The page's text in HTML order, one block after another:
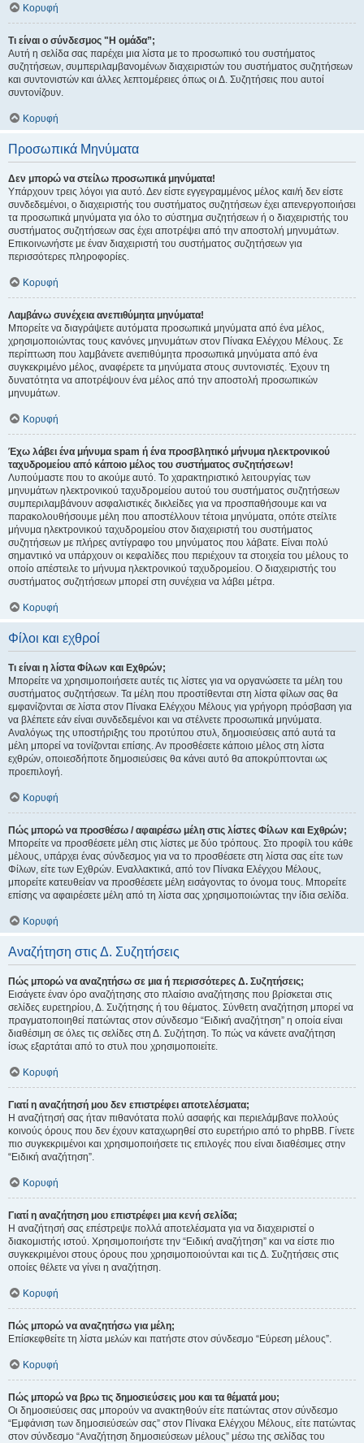
Κορυφή
Τι είναι ο σύνδεσμος "Η ομάδα”;
Αυτή η σελίδα σας παρέχει μια λίστα με το προσωπικό του συστήματος
συζητήσεων, συμπεριλαμβανομένων διαχειριστών του συστήματος συζητήσεων
και συντονιστών και άλλες λεπτομέρειες όπως οι Δ. Συζητήσεις που αυτοί
συντονίζουν.
Κορυφή
Προσωπικά Μηνύματα
Δεν μπορώ να στείλω προσωπικά μηνύματα!
Υπάρχουν τρεις λόγοι για αυτό. Δεν είστε εγγεγραμμένος μέλος και/ή δεν είστε
συνδεδεμένοι, ο διαχειριστής του συστήματος συζητήσεων έχει απενεργοποιήσει
τα προσωπικά μηνύματα για όλο το σύστημα συζητήσεων ή ο διαχειριστής του
συστήματος συζητήσεων σας έχει αποτρέψει από την αποστολή μηνυμάτων.
Επικοινωνήστε με έναν διαχειριστή του συστήματος συζητήσεων για
περισσότερες πληροφορίες.
Κορυφή
Λαμβάνω συνέχεια ανεπιθύμητα μηνύματα!
Μπορείτε να διαγράψετε αυτόματα προσωπικά μηνύματα από ένα μέλος,
χρησιμοποιώντας τους κανόνες μηνυμάτων στον Πίνακα Ελέγχου Μέλους. Σε
περίπτωση που λαμβάνετε ανεπιθύμητα προσωπικά μηνύματα από ένα
συγκεκριμένο μέλος, αναφέρετε τα μηνύματα στους συντονιστές. Έχουν τη
δυνατότητα να αποτρέψουν ένα μέλος από την αποστολή προσωπικών
μηνυμάτων.
Κορυφή
Έχω λάβει ένα μήνυμα spam ή ένα προσβλητικό μήνυμα ηλεκτρονικού
ταχυδρομείου από κάποιο μέλος του συστήματος συζητήσεων!
Λυπούμαστε που το ακούμε αυτό. Το χαρακτηριστικό λειτουργίας των
μηνυμάτων ηλεκτρονικού ταχυδρομείου αυτού του συστήματος συζητήσεων
συμπεριλαμβάνουν ασφαλιστικές δικλείδες για να προσπαθήσουμε και να
παρακολουθήσουμε μέλη που αποστέλλουν τέτοια μηνύματα, οπότε στείλτε
μήνυμα ηλεκτρονικού ταχυδρομείου στον διαχειριστή του συστήματος
συζητήσεων με πλήρες αντίγραφο του μηνύματος που λάβατε. Είναι πολύ
σημαντικό να υπάρχουν οι κεφαλίδες που περιέχουν τα στοιχεία του μέλους το
οποίο απέστειλε το μήνυμα ηλεκτρονικού ταχυδρομείου. Ο διαχειριστής του
συστήματος συζητήσεων μπορεί στη συνέχεια να λάβει μέτρα.
Κορυφή
Φίλοι και εχθροί
Τι είναι η λίστα Φίλων και Εχθρών;
Μπορείτε να χρησιμοποιήσετε αυτές τις λίστες για να οργανώσετε τα μέλη του
συστήματος συζητήσεων. Τα μέλη που προστίθενται στη λίστα φίλων σας θα
εμφανίζονται σε λίστα στον Πίνακα Ελέγχου Μέλους για γρήγορη πρόσβαση για
να βλέπετε εάν είναι συνδεδεμένοι και να στέλνετε προσωπικά μηνύματα.
Αναλόγως της υποστήριξης του προτύπου στυλ, δημοσιεύσεις από αυτά τα
μέλη μπορεί να τονίζονται επίσης. Αν προσθέσετε κάποιο μέλος στη λίστα
εχθρών, οποιεσδήποτε δημοσιεύσεις θα κάνει αυτό θα αποκρύπτονται ως
προεπιλογή.
Κορυφή
Πώς μπορώ να προσθέσω / αφαιρέσω μέλη στις λίστες Φίλων και Εχθρών;
Μπορείτε να προσθέσετε μέλη στις λίστες με δύο τρόπους. Στο προφίλ του κάθε
μέλους, υπάρχει ένας σύνδεσμος για να το προσθέσετε στη λίστα σας είτε των
Φίλων, είτε των Εχθρών. Εναλλακτικά, από τον Πίνακα Ελέγχου Μέλους,
μπορείτε κατευθείαν να προσθέσετε μέλη εισάγοντας το όνομα τους. Μπορείτε
επίσης να αφαιρέσετε μέλη από τη λίστα σας χρησιμοποιώντας την ίδια σελίδα.
Κορυφή
Αναζήτηση στις Δ. Συζητήσεις
Πώς μπορώ να αναζητήσω σε μια ή περισσότερες Δ. Συζητήσεις;
Εισάγετε έναν όρο αναζήτησης στο πλαίσιο αναζήτησης που βρίσκεται στις
σελίδες ευρετηρίου, Δ. Συζήτησης ή του θέματος. Σύνθετη αναζήτηση μπορεί να
πραγματοποιηθεί πατώντας στον σύνδεσμο “Ειδική αναζήτηση” η οποία είναι
διαθέσιμη σε όλες τις σελίδες στη Δ. Συζήτηση. Το πώς να κάνετε αναζήτηση
ίσως εξαρτάται από το στυλ που χρησιμοποιείτε.
Κορυφή
Γιατί η αναζήτησή μου δεν επιστρέφει αποτελέσματα;
Η αναζήτησή σας ήταν πιθανότατα πολύ ασαφής και περιελάμβανε πολλούς
κοινούς όρους που δεν έχουν καταχωρηθεί στο ευρετήριο από το phpBB. Γίνετε
πιο συγκεκριμένοι και χρησιμοποιήσετε τις επιλογές που είναι διαθέσιμες στην
“Ειδική αναζήτηση”.
Κορυφή
Γιατί η αναζήτηση μου επιστρέφει μια κενή σελίδα;
Η αναζήτησή σας επέστρεψε πολλά αποτελέσματα για να διαχειριστεί ο
διακομιστής ιστού. Χρησιμοποιήστε την “Ειδική αναζήτηση” και να είστε πιο
συγκεκριμένοι στους όρους που χρησιμοποιούνται και τις Δ. Συζητήσεις στις
οποίες θέλετε να γίνει η αναζήτηση.
Κορυφή
Πώς μπορώ να αναζητήσω για μέλη;
Επίσκεφθείτε τη λίστα μελών και πατήστε στον σύνδεσμο “Εύρεση μέλους”.
Κορυφή
Πώς μπορώ να βρω τις δημοσιεύσεις μου και τα θέματά μου;
Οι δημοσιεύσεις σας μπορούν να ανακτηθούν είτε πατώντας στον σύνδεσμο
“Εμφάνιση των δημοσιεύσεών σας” στον Πίνακα Ελέγχου Μέλους, είτε πατώντας
στον σύνδεσμο “Αναζήτηση δημοσιεύσεων μέλους” μέσω της σελίδας του